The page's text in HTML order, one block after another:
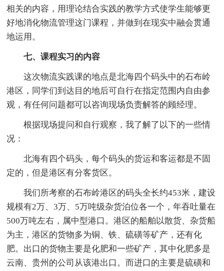
相关的内容，用理论结合实践的教学方式使学生能够更
好地消化物流管理这门课程，并做到在现实中融会贯通
地运用。
七、课程实习的内容
这次物流实践课的地点是北海四个码头中的石布岭
港区，同学们到达目的地后可自行在指定范围内自由参
观，有任何问题都可以咨询现场负责解答的顾经理。
根据现场提问和自行观察，我了解了以下的一些情
况：
北海有四个码头，每个码头的货运和客运都是不固
定的，但是港区有分客货区。
我们所考察的石布岭港区的码头全长约453米，建设
规模有2万、3万、5万吨级杂货泊位各一个，年吞吐量在
500万吨左右，属中型港口。港区的船舶以散货、杂货船
为主，港区的货物多为铜、铁、硫磺等矿产，还有化
肥。出口的货物主要是化肥和一些矿产，其中化肥多是
云南、贵州的公司从该港出口。而进口的主要是硫磺和